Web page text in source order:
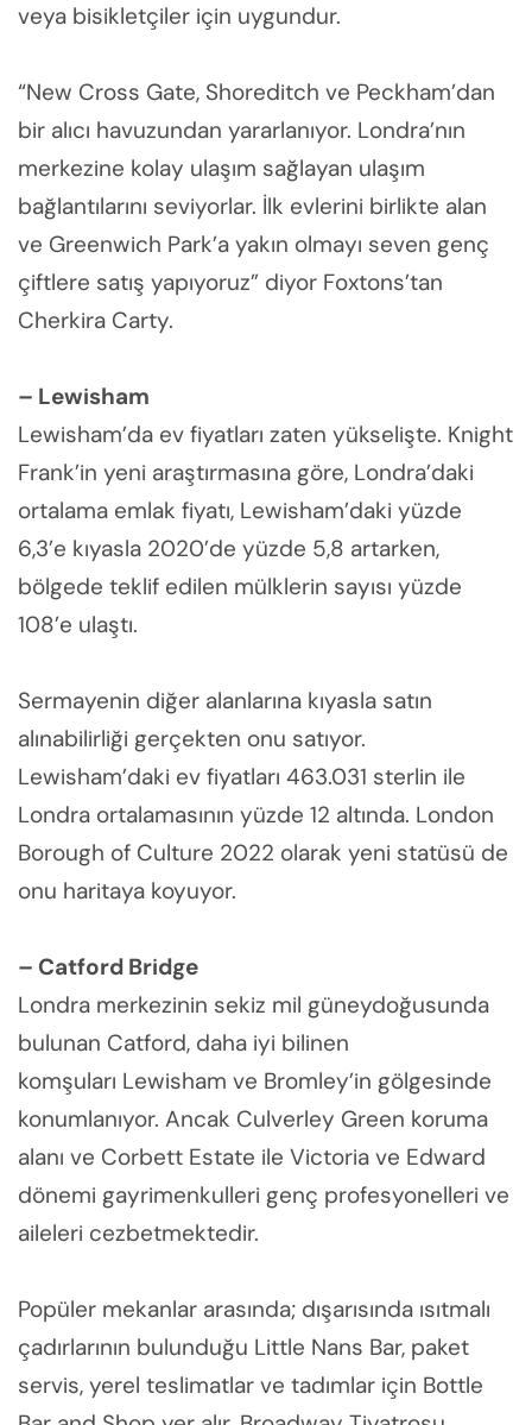
veya bisikletçiler için uygundur.
“New Cross Gate, Shoreditch ve Peckham’dan
bir alıcı havuzundan yararlanıyor. Londra’nın
merkezine kolay ulaşım sağlayan ulaşım
bağlantılarını seviyorlar. İlk evlerini birlikte alan
ve Greenwich Park’a yakın olmayı seven genç
çiftlere satış yapıyoruz” diyor Foxtons’tan
Cherkira Carty.
– Lewisham
Lewisham’da ev fiyatları zaten yükselişte. Knight
Frank’in yeni araştırmasına göre, Londra’daki
ortalama emlak fiyatı, Lewisham’daki yüzde
6,3’e kıyasla 2020’de yüzde 5,8 artarken,
bölgede teklif edilen mülklerin sayısı yüzde
108’e ulaştı.
Sermayenin diğer alanlarına kıyasla satın
alınabilirliği gerçekten onu satıyor.
Lewisham’daki ev fiyatları 463.031 sterlin ile
Londra ortalamasının yüzde 12 altında. London
Borough of Culture 2022 olarak yeni statüsü de
onu haritaya koyuyor.
– Catford Bridge
Londra merkezinin sekiz mil güneydoğusunda
bulunan Catford, daha iyi bilinen
komşuları Lewisham ve Bromley’in gölgesinde
konumlanıyor. Ancak Culverley Green koruma
alanı ve Corbett Estate ile Victoria ve Edward
dönemi gayrimenkulleri genç profesyonelleri ve
aileleri cezbetmektedir.
Popüler mekanlar arasında; dışarısında ısıtmalı
çadırlarının bulunduğu Little Nans Bar, paket
servis, yerel teslimatlar ve tadımlar için Bottle